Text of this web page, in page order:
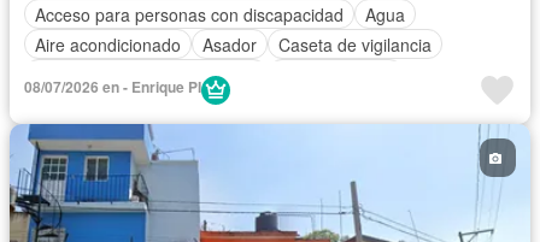
Acceso para personas con discapacidad
Agua
Aire acondicionado
Asador
Caseta de vigilancia
Circuito cerrado de televisión
Cuarto de Limpieza
Electricidad
Gas natural
Internet
Seguridad
Televisión por cable
Wifi
Zonas verdes
08/07/2026 en - Enrique PI